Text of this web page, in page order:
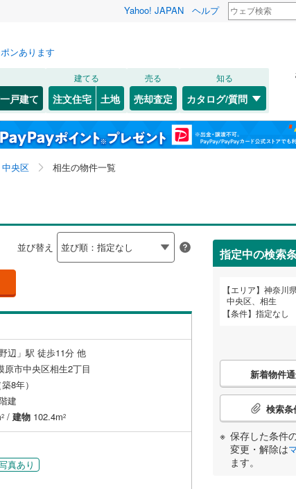
Yahoo! JAPAN ヘルプ
ンあります
戸建て
建てる
注文住宅 土地
売る
売却査定
知る
カタログ/質問
中央区 相生の物件一覧
並び替え
辺」駅 徒歩11分 他
原市中央区相生2丁目
8年）
建
2 / 建物 102.4m2
真あり
指定中の検索
エリア
神奈川
中央区、相生
条件
指定なし
こ
検
条
件
新着物件
検索条
保存した条件
変更・解除は
ます。
秋田 山形 福島
千葉
三重
広島 山口
高知
鹿児
検索する
幸区(6) 中原区(29)
多摩区(34) 宮前区(51)
(48 保土ケ谷区(46)
金沢区(22) 港北区(52)
旭区(97)
瀬谷区(43) 栄区(25)
青葉区(80)
南区(90)
平塚市( 鎌倉市(53)
茅ヶ崎市(101)
三浦市 秦野市 (
検索する
青葉(5) 小山(2)
上溝(25) 上矢部(2)
下九沢(3)
田名塩田(1) 中央(1)
並木( 4) 東淵野辺(6)
星が丘(4)
陽光台(4 ) 横山(2)
この条件で検索する
湘南新宿ライン（前橋～小田原）
(0 )
東海道本線(
鶴見線(0 ) 横浜線
横浜市営地下鉄グリーンライン( )
東急大井町線( 0
京急本線( 0) 京急大師線(0)
相模鉄道本線(0)
横浜シーサイド
江ノ島電鉄(0) 湘南モノレール
箱根登山ケーブルカー 伊豆箱根鉄道大雄
検索するこの条件で検索する
築古・築30年以上（0）
ビルトインガレージ（1） 太陽光発電シ
防犯カメラ（ 0）
平屋・1階建て 3階建て以上（0
小学校まで
この条件で検索する
条件を保存しました
通知は、 マイページから設定できます。
存した条件を見る
模原市中央区、相生
検索条件を保存する
ページ
お気に入りリストを見る
閉じる
お気に入りリストを見る
閉じる